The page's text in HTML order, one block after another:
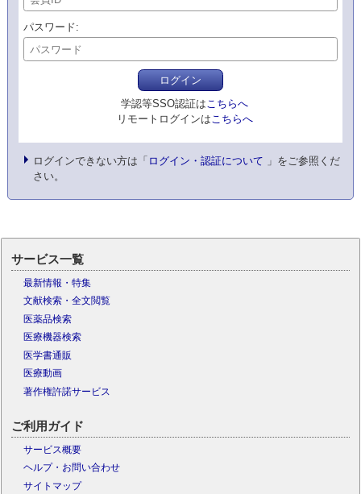
パスワード
ログイン
学認等SSO認証はこちらへ
リモートログインはこちらへ
ログインできない方は「 ログイン・認証について 」をご参照くだ
さい。
サービス一覧
最新情報・特集
文献検索・全文閲覧
医薬品検索
医療機器検索
医学書通販
医療動画
著作権許諾サービス
ご利用ガイド
サービス概要
ヘルプ・お問い合わせ
サイトマップ